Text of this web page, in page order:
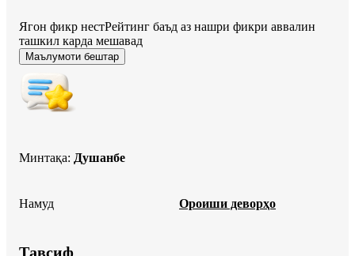
Ягон фикр нестРейтинг баъд аз нашри фикри аввалин
ташкил карда мешавад
Маълумоти бештар
Минтақа: Душанбе
Намуд Ороиши деворҳо
Тавсиф